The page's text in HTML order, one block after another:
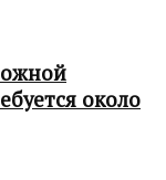
около